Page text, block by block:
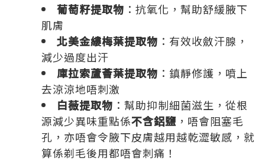
葡萄籽提取物 ：抗氧化，幫助舒緩腋下
肌膚
北美金縷梅葉提取物 ：有效收斂汗腺，
減少過度出汗
庫拉索蘆薈葉提取物 ：鎮靜修護，噴上
去涼涼地唔刺激
白薇提取物 ：幫助抑制細菌滋生，從根
源減少異味重點係不含鋁鹽 ，唔會阻塞毛
孔，亦唔會令腋下皮膚越用越乾澀敏感，就
算係剃毛後用都唔會刺痛！